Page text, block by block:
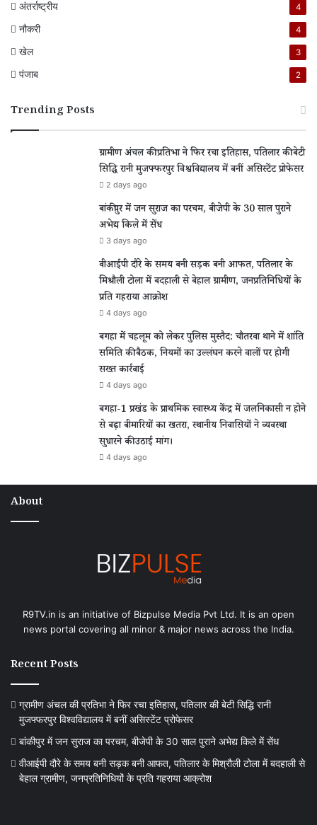
अंतर्राष्ट्रीय 4
नौकरी 4
खेल 3
पंजाब 2
Trending Posts
ग्रामीण अंचल की प्रतिभा ने फिर रचा इतिहास, पतिलार की बेटी
सिद्धि रानी मुजफ्फरपुर विश्वविद्यालय में बनीं असिस्टेंट प्रोफेसर
2 days ago
बांकीपुर में जन सुराज का परचम, बीजेपी के 30 साल पुराने
अभेद्य किले में सेंध
3 days ago
वीआईपी दौरे के समय बनी सड़क बनी आफत, पतिलार के
मिश्रौली टोला में बदहाली से बेहाल ग्रामीण, जनप्रतिनिधियों के
प्रति गहराया आक्रोश
4 days ago
बगहा में चहलूम को लेकर पुलिस मुस्तैद: चौतरवा थाने में शांति
समिति की बैठक, नियमों का उल्लंघन करने वालों पर होगी
सख्त कार्रवाई
4 days ago
बगहा-1 प्रखंड के प्राथमिक स्वास्थ्य केंद्र में जलनिकासी न होने
से बढ़ा बीमारियों का खतरा, स्थानीय निवासियों ने व्यवस्था
सुधारने की उठाई मांग।
4 days ago
About
R9TV.in is an initiative of Bizpulse Media Pvt Ltd. It is an open
news portal covering all minor & major news across the India.
Recent Posts
ग्रामीण अंचल की प्रतिभा ने फिर रचा इतिहास, पतिलार की बेटी सिद्धि रानी
मुजफ्फरपुर विश्वविद्यालय में बनीं असिस्टेंट प्रोफेसर
बांकीपुर में जन सुराज का परचम, बीजेपी के 30 साल पुराने अभेद्य किले में सेंध
वीआईपी दौरे के समय बनी सड़क बनी आफत, पतिलार के मिश्रौली टोला में बदहाली से
बेहाल ग्रामीण, जनप्रतिनिधियों के प्रति गहराया आक्रोश